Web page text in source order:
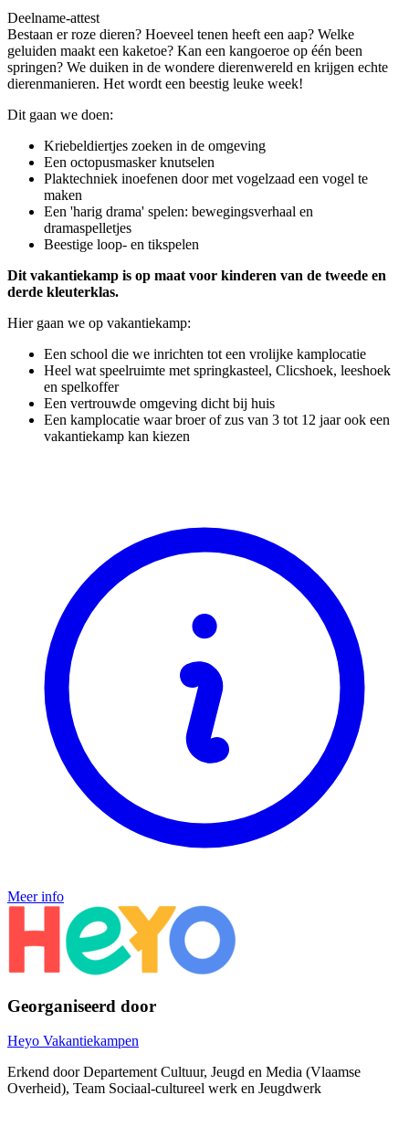
Deelname-attest
Bestaan er roze dieren? Hoeveel tenen heeft een aap? Welke
geluiden maakt een kaketoe? Kan een kangoeroe op één been
springen? We duiken in de wondere dierenwereld en krijgen echte
dierenmanieren. Het wordt een beestig leuke week!
Dit gaan we doen:
Kriebeldiertjes zoeken in de omgeving
Een octopusmasker knutselen
Plaktechniek inoefenen door met vogelzaad een vogel te
maken
Een 'harig drama' spelen: bewegingsverhaal en
dramaspelletjes
Beestige loop- en tikspelen
Dit vakantiekamp is op maat voor kinderen van de tweede en
derde kleuterklas.
Hier gaan we op vakantiekamp:
Een school die we inrichten tot een vrolijke kamplocatie
Heel wat speelruimte met springkasteel, Clicshoek, leeshoek
en spelkoffer
Een vertrouwde omgeving dicht bij huis
Een kamplocatie waar broer of zus van 3 tot 12 jaar ook een
vakantiekamp kan kiezen
Meer info
Georganiseerd door
Heyo Vakantiekampen
Erkend door Departement Cultuur, Jeugd en Media (Vlaamse
Overheid), Team Sociaal-cultureel werk en Jeugdwerk